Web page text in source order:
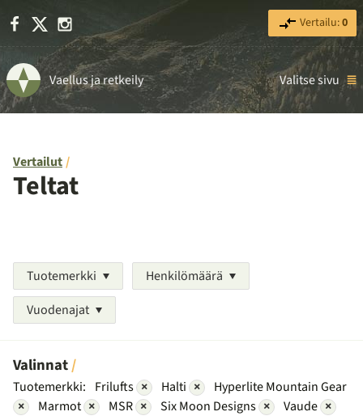
Facebook Instagram Vertailu:0
Vaellus ja retkeily Valitse sivu
Vertailut
Teltat
Tuotemerkki
Henkilömäärä
Vuodenajat
Valinnat
Tuotemerkki: Frilufts × Halti ×
Hyperlite Mountain Gear
×
Marmot × MSR × Six Moon Designs × Vaude ×